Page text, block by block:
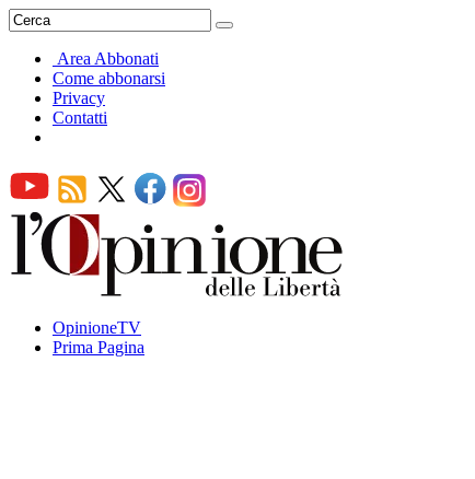
Area Abbonati
Come abbonarsi
Privacy
Contatti
OpinioneTV
Prima Pagina